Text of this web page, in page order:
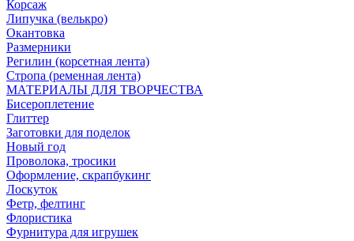
Корсаж
Липучка (велькро)
Окантовка
Размерники
Регилин (корсетная лента)
Стропа (ременная лента)
МАТЕРИАЛЫ ДЛЯ ТВОРЧЕСТВА
Бисероплетение
Глиттер
Заготовки для поделок
Новый год
Проволока, тросики
Оформление, скрапбукинг
Лоскуток
Фетр, фелтинг
Флористика
Фурнитура для игрушек